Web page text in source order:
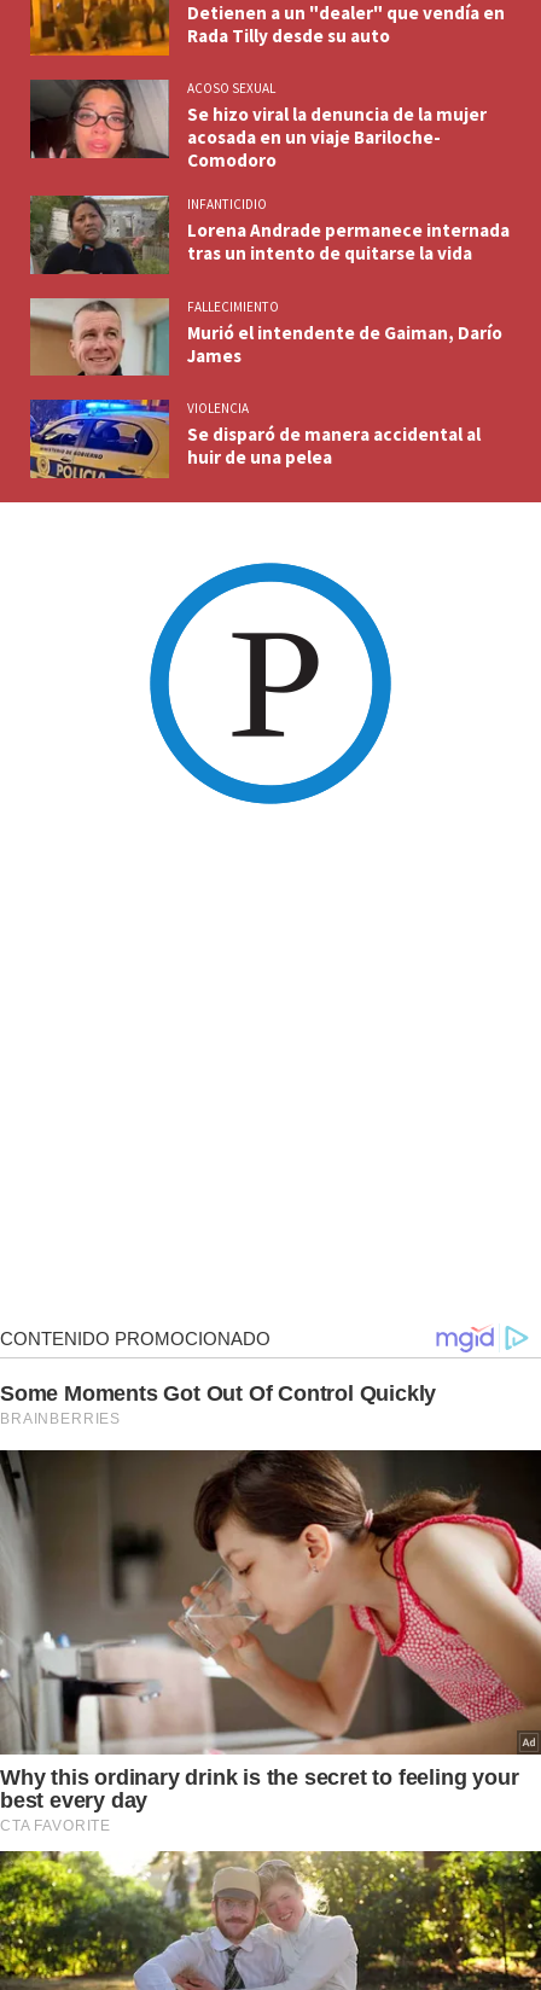
Detienen a un "dealer" que vendía en
Rada Tilly desde su auto
ACOSO SEXUAL
Se hizo viral la denuncia de la mujer
acosada en un viaje Bariloche-
Comodoro
INFANTICIDIO
Lorena Andrade permanece internada
tras un intento de quitarse la vida
FALLECIMIENTO
Murió el intendente de Gaiman, Darío
James
VIOLENCIA
Se disparó de manera accidental al
huir de una pelea